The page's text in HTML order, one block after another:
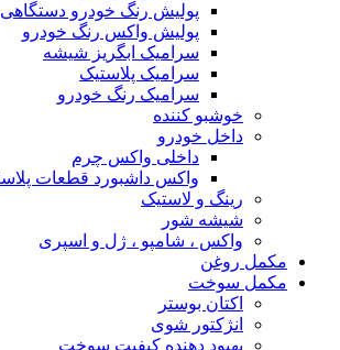
پولیش رنگ خودرو دستگاهی
پولیش واکس رنگ خودرو
سرامیک ابگریز شیشه
سرامیک پلاستیک
سرامیک رنگ خودرو
خوشبو کننده
داخل خودرو
داخلی واکس چرم
واکس داشبورد قطعات
رینگ و لاستیک
شیشه شور
واکس ، شامپو ، ژل و اسپری
مکمل روغن
مکمل سوخت
اکتان بوستر
انژکتور شوی
بهبود دهنده کیفیت سوخت